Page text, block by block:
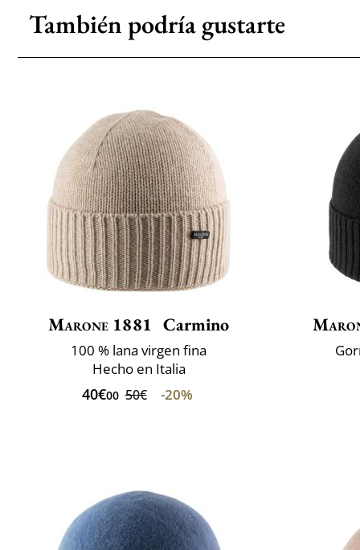
También podría gustarte
Marone 1881 Carmino
100 % lana virgen fina
Hecho en Italia
40€00 50€ -20%